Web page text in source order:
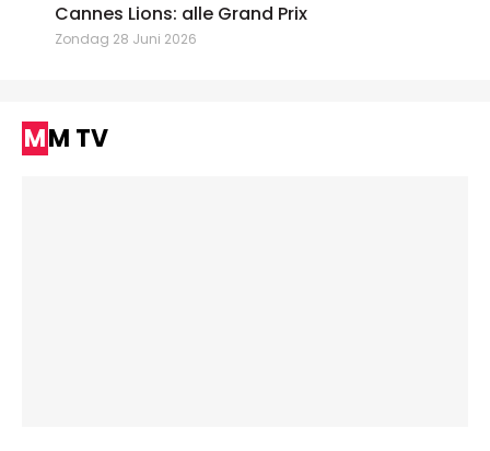
Cannes Lions: alle Grand Prix
Zondag 28 Juni 2026
MM TV